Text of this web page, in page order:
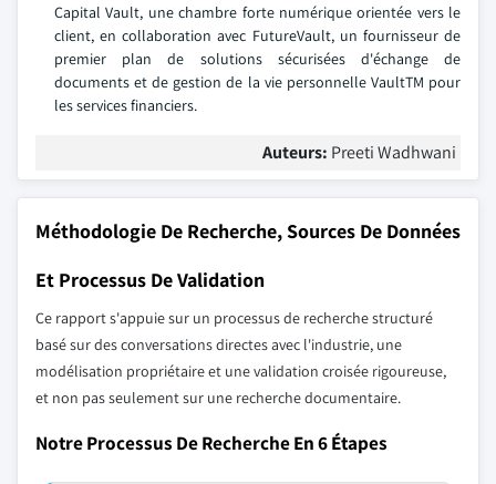
Capital Vault, une chambre forte numérique orientée vers le
client, en collaboration avec FutureVault, un fournisseur de
premier plan de solutions sécurisées d'échange de
documents et de gestion de la vie personnelle VaultTM pour
les services financiers.
Auteurs: Preeti Wadhwani
Méthodologie De Recherche, Sources De Données
Et Processus De Validation
Ce rapport s'appuie sur un processus de recherche structuré
basé sur des conversations directes avec l'industrie, une
modélisation propriétaire et une validation croisée rigoureuse,
et non pas seulement sur une recherche documentaire.
Notre Processus De Recherche En 6 Étapes